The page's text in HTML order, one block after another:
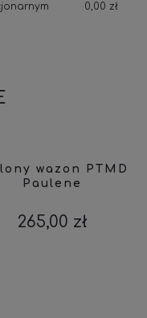
0,00 zł
wazon PTMD
Paulene
265,00 zł